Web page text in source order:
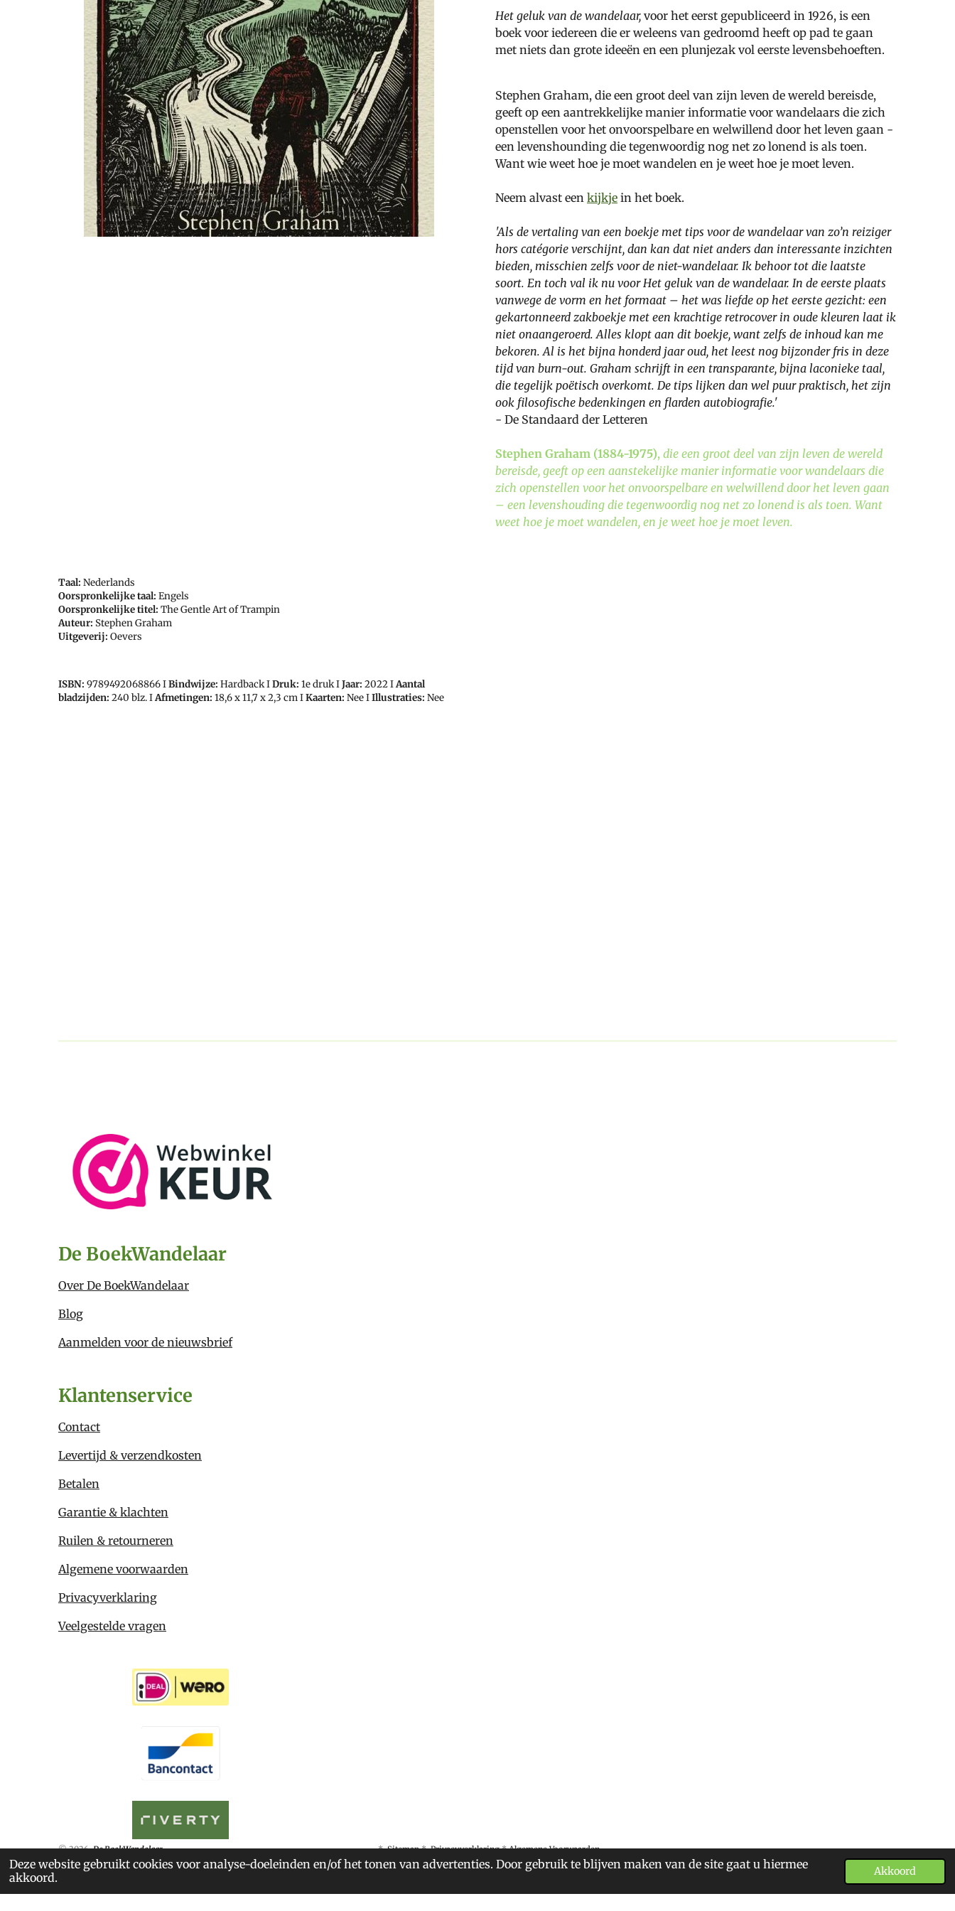
Deze website gebruikt cookies voor analyse-doeleinden en/of het tonen van advertenties. Door gebruik te blijven maken van de site gaat u hiermee
akkoord.
Akkoord
Het geluk van de wandelaar, voor het eerst gepubliceerd in 1926, is een
boek voor iedereen die er weleens van gedroomd heeft op pad te gaan
met niets dan grote ideeën en een plunjezak vol eerste levensbehoeften.
Stephen Graham, die een groot deel van zijn leven de wereld bereisde,
geeft op een aantrekkelijke manier informatie voor wandelaars die zich
openstellen voor het onvoorspelbare en welwillend door het leven gaan -
een levenshounding die tegenwoordig nog net zo lonend is als toen.
Want wie weet hoe je moet wandelen en je weet hoe je moet leven.
Neem alvast een kijkje in het boek.
'Als de vertaling van een boekje met tips voor de wandelaar van zo’n reiziger
hors catégorie verschijnt, dan kan dat niet anders dan interessante inzichten
bieden, misschien zelfs voor de niet-wandelaar. Ik behoor tot die laatste
soort. En toch val ik nu voor Het geluk van de wandelaar. In de eerste plaats
vanwege de vorm en het formaat – het was liefde op het eerste gezicht: een
gekartonneerd zakboekje met een krachtige retrocover in oude kleuren laat ik
niet onaangeroerd. Alles klopt aan dit boekje, want zelfs de inhoud kan me
bekoren. Al is het bijna honderd jaar oud, het leest nog bijzonder fris in deze
tijd van burn-out. Graham schrijft in een transparante, bijna laconieke taal,
die tegelijk poëtisch overkomt. De tips lijken dan wel puur praktisch, het zijn
ook filosofische bedenkingen en flarden autobiografie.'
- De Standaard der Letteren
Stephen Graham (1884-1975), die een groot deel van zijn leven de wereld
bereisde, geeft op een aanstekelijke manier informatie voor wandelaars die
zich openstellen voor het onvoorspelbare en welwillend door het leven gaan
– een levenshouding die tegenwoordig nog net zo lonend is als toen. Want
weet hoe je moet wandelen, en je weet hoe je moet leven.
Taal: Nederlands
Oorspronkelijke taal: Engels
Oorspronkelijke titel: The Gentle Art of Trampin
Auteur: Stephen Graham
Uitgeverij: Oevers
ISBN: 9789492068866IBindwijze: Hardback IDruk: 1e druk IJaar: 2022 IAantal
bladzijden: 240 blz. IAfmetingen: 18,6 x 11,7 x 2,3 cm IKaarten: Nee IIllustraties: Nee
De BoekWandelaar
Over De BoekWandelaar
Blog
Aanmelden voor de nieuwsbrief
Klantenservice
Contact
Levertijd & verzendkosten
Betalen
Garantie & klachten
Ruilen & retourneren
Algemene voorwaarden
Privacyverklaring
Veelgestelde vragen
© 2026De BoekWandelaar *Sitemap *Privacyverklaring*Algemene Voorwaarden